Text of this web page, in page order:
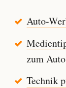
Auto-
zum Auto
Technik